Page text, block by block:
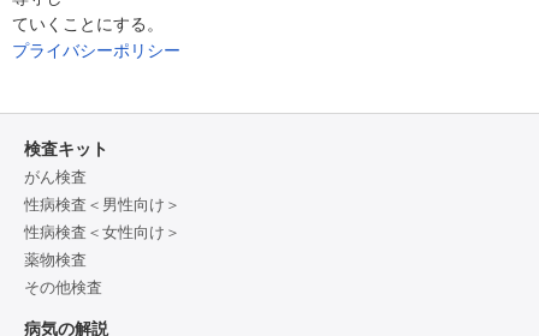
ていくことにする。
プライバシーポリシー
検査キット
がん検査
性病検査＜男性向け＞
性病検査＜女性向け＞
薬物検査
その他検査
病気の解説